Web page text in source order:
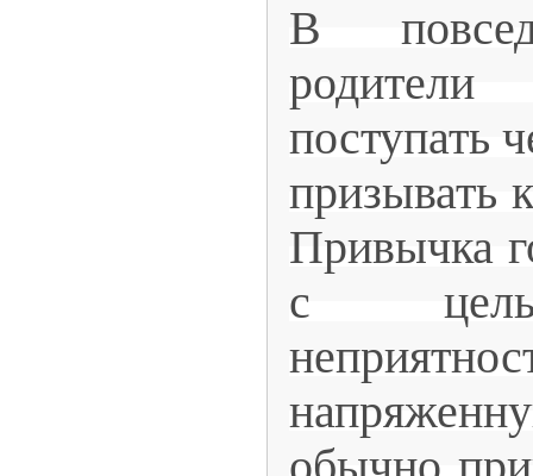
В
родители
поступать
призывать
Привычка
с